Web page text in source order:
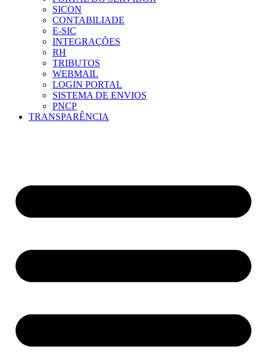
SICON
CONTABILIADE
E-SIC
INTEGRAÇÕES
RH
TRIBUTOS
WEBMAIL
LOGIN PORTAL
SISTEMA DE ENVIOS
PNCP
TRANSPARÊNCIA